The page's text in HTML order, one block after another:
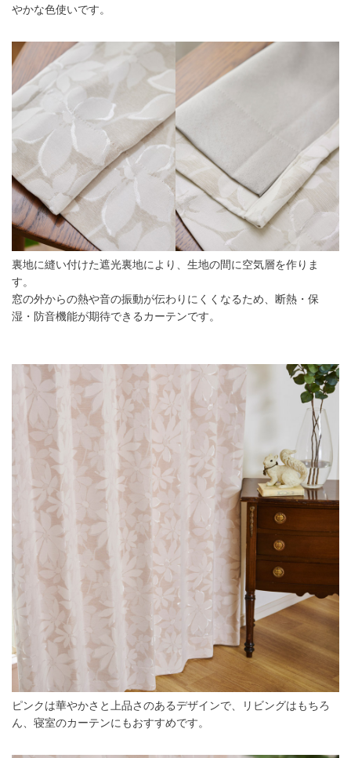
やかな色使いです。
裏地に縫い付けた遮光裏地により、生地の間に空気層を作りま
す。
窓の外からの熱や音の振動が伝わりにくくなるため、断熱・保
湿・防音機能が期待できるカーテンです。
ピンクは華やかさと上品さのあるデザインで、リビングはもちろ
ん、寝室のカーテンにもおすすめです。